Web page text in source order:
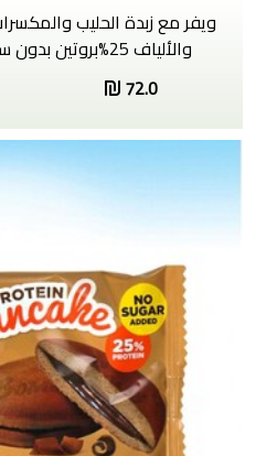
ويفر مع زبدة الحليب
والألياف 25%بروتين بدون سكر وجلوتين 32 غم
72.0